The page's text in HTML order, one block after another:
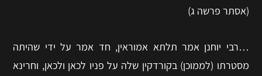
(אסתר פרשה ג)
…רבי יוחנן אמר תלתא אמוראין, חד אמר על ידי שהיתה
מסטרתו (לממוכן) בקורדקין שלה על פניו לכאן ולכאן, וחרינא